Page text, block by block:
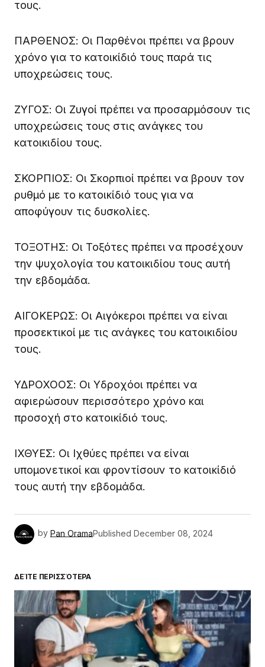
τους.
ΠΑΡΘΕΝΟΣ: Οι Παρθένοι πρέπει να βρουν
χρόνο για το κατοικίδιό τους παρά τις
υποχρεώσεις τους.
ΖΥΓΟΣ: Οι Ζυγοί πρέπει να προσαρμόσουν τις
υποχρεώσεις τους στις ανάγκες του
κατοικιδίου τους.
ΣΚΟΡΠΙΟΣ: Οι Σκορπιοί πρέπει να βρουν τον
ρυθμό με το κατοικίδιό τους για να
αποφύγουν τις δυσκολίες.
ΤΟΞΟΤΗΣ: Οι Τοξότες πρέπει να προσέχουν
την ψυχολογία του κατοικιδίου τους αυτή
την εβδομάδα.
ΑΙΓΟΚΕΡΩΣ: Οι Αιγόκεροι πρέπει να είναι
προσεκτικοί με τις ανάγκες του κατοικιδίου
τους.
ΥΔΡΟΧΟΟΣ: Οι Υδροχόοι πρέπει να
αφιερώσουν περισσότερο χρόνο και
προσοχή στο κατοικίδιό τους.
ΙΧΘΥΕΣ: Οι Ιχθύες πρέπει να είναι
υπομονετικοί και φροντίσουν το κατοικίδιό
τους αυτή την εβδομάδα.
by Pan OramaPublished December 08, 2024
ΔΕΊΤΕ ΠΕΡΙΣΣΌΤΕΡΑ